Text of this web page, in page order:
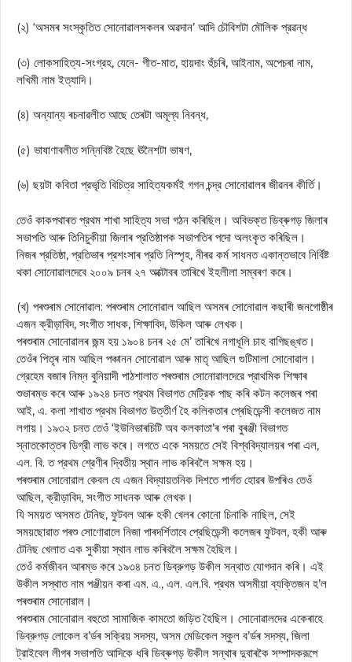
(২) ‘অসমৰ সংস্কৃতিত সোনোৱালসকলৰ অৱদান’ আদি চৌবিশটা মৌলিক প্রৱন্ধ
(৩) লোকসাহিত্য-সংগ্রহ, যেনে- গীত-মাত, হায়দাং হুঁচৰি, আইনাম, অপেচৰা নাম,
লখিমী নাম ইত্যাদি।
(৪) অন্যান্য ৰচনাৱলীত আছে তেৰটা অমূল্য নিবন্ধ,
(৫) ভাষাণাবলীত সন্নিবিষ্ট হৈছে ঊনৈশটা ভাষণ,
(৬) ছয়টা কবিতা প্রভৃতি বিচিত্র সাহিত্যকর্মই গগন চন্দ্র সোনোৱালৰ জীৱনৰ কীর্তি।
তেওঁ কাকপথাৰত প্রথম শাখা সাহিত্য সভা গঠন কৰিছিল। অবিভক্ত ডিব্ৰুগড় জিলাৰ
সভাপতি আৰু তিনিচুকীয়া জিলাৰ প্রতিষ্ঠাপক সভাপতিৰ পদো অলংকৃত কৰিছিল।
নিজৰ প্রতিষ্ঠা, প্রতিভাৰ প্রশংসাৰ প্রতি নিস্পৃহ, নীৰৱ কৰ্ম সাধনত একান্তভাবে নির্বিষ্ট
থকা সোনোৱালদেবে ২০০৯ চনৰ ২৭ অক্টোবৰ তাৰিখে ইহলীলা সম্বৰণ কৰে।
(খ) পৰশুৰাম সোনোৱাল: পৰশুৰাম সোনোৱাল আছিল অসমৰ সোনোৱাল কছাৰী জনগোষ্ঠীৰ
এজন ক্রীড়াবিদ, সংগীত সাধক, শিক্ষাবিদ, উকিল আৰু লেখক।
পৰশুৰাম সোনোৱালৰ জন্ম হয় ১৯০৪ চনৰ ২৫ মে’ তাৰিখে নগাধূলি চাহ বাগিছঙ্খত।
তেওঁৰ পিতৃৰ নাম আছিল পঞ্চানন সোনোৱাল আৰু মাতৃ আছিল গুটিমালা সোনোৱাল।
গ্রেহেম বজাৰ নিম্ন বুনিয়াদী পাঠশালাত পৰশুৰাম সোনোৱালদেরে প্রাথমিক শিক্ষাৰ
শুভাৰম্ভ কৰে আৰু ১৯২৪ চনত প্রথম বিভাগত মেট্রিক পাছ কৰি কটন কলেজৰ পৰা
আই, এ. কলা শাখাত প্রথম বিভাগত উত্তীর্ণ হৈ কলিকতাৰ প্ৰেছিডেন্সী কলেজত নাম
লগায়। ১৯৩২ চনত তেওঁ ‘ইউনিভাৰচিটি অব কলকাতা’ৰ পৰা বুৰঞ্জী বিভাগত
স্নাতকোত্তৰ ডিগ্রী লাভ কৰে। লগতে একে সময়তে সেই বিশ্ববিদ্যালয়ৰ পৰা এল,
এল. বি. ত প্রথম শ্রেণীৰ দ্বিতীয় স্থান লাভ কৰিবলৈ সক্ষম হয়।
পৰশুৰাম সোনোৱাল কেবল যে এজন বিদ্যায়তনিক দিশতে পার্গত হোৱৰ উপৰিও তেওঁ
আছিল, ক্রীড়াবিদ, সংগীত সাধনক আৰু লেখক।
যি সময়ত অসমত টেনিছ, ফুটবল আৰু হকী খেলৰ কোনো চিনাকি নাছিল, সেই
সময়ছোৱাত পৰশু সোণোৱালে নিজা পাৰদৰ্শিতাবে প্রেছিডেন্সী কলেজৰ ফুটবল, হকী আৰু
টেনিছ খেলাত এক সুকীয়া স্থান লাভ কৰিবলৈ সক্ষম হৈছিল।
তেওঁ কর্মজীবন আৰম্ভ কৰে ১৯৩৪ চনত ডিব্রুগড় উকীল সন্থাত যোগদান কৰি। এই
উকীল সস্থাত নাম পঞ্জীয়ন কৰা এম. এ., এল. এল.বি. প্রথম অসমীয়া ব্যক্তিজন হ’ল
পৰশুৰাম সোনোৱাল।
পৰশুৰাম সোনোৱাল বহুতো সামাজিক কামতো জড়িত হৈছিল। সোনোৱালদের একেৰাহে
ডিব্রুগড় লোকেল ব’ৰ্ডৰ সক্রিয় সদস্য, অসম মেডিকেল স্কুল ব’র্ডৰ সদস্য, জিলা
ট্রাইবেল লীগৰ সভাপতি আদিকে ধৰি ডিব্ৰুগড় উকীল সন্থাৰ দুবাৰকৈ সম্পাদকরূপে